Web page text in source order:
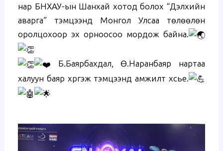
нар БНХАУ-ын Шанхай хотод болох “Дэлхийн
аварга” тэмцээнд Монгол Улсаа төлөөлөн
оролцохоор эх орноосоо мордож байна.
Б.Баярбахдал, Ө.Наранбаяр нартаа
халуун баяр хүргэж тэмцээнд амжилт хүсье.